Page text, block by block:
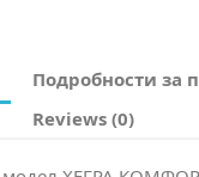
Подробности за
Reviews (0)